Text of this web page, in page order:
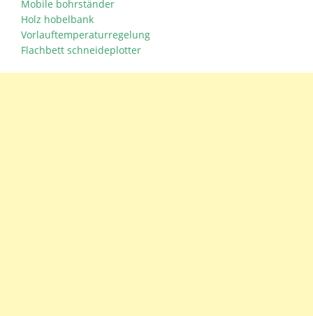
Mobile bohrständer
Holz hobelbank
Vorlauftemperaturregelung
Flachbett schneideplotter